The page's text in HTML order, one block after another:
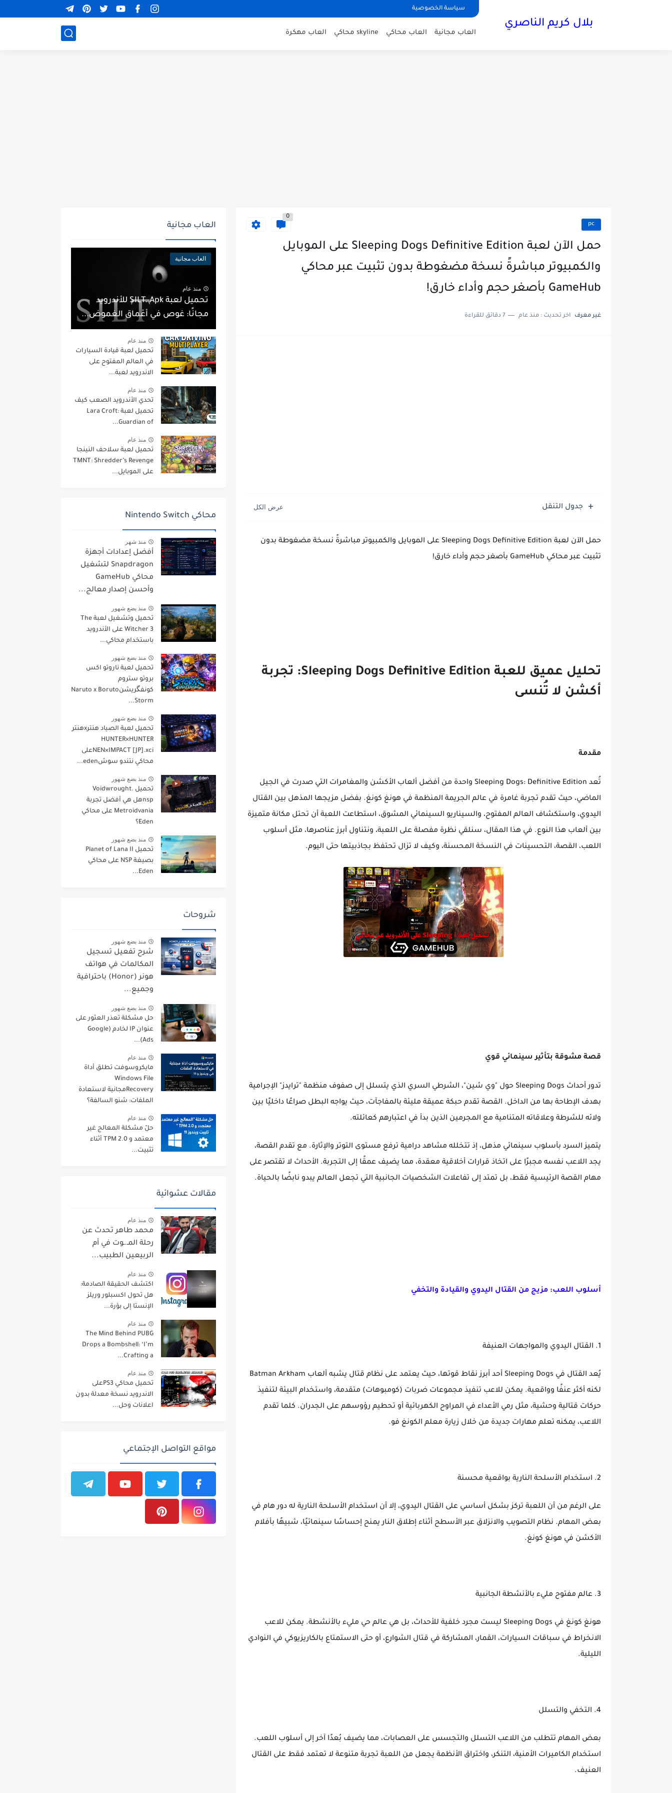
سياسة الخصوصية
بلال كريم الناصري
العاب مجانية العاب محاكي skyline محاكي العاب مهكرة
pc
0
حمل الآن لعبة Sleeping Dogs Definitive Edition على الموبايل
والكمبيوتر مباشرةً نسخة مضغوطة بدون تثبيت عبر محاكي
GameHub بأصغر حجم وأداء خارق!
غير معرف اخر تحديث : منذ عام 7 دقائق للقراءة
جدول التنقل
حمل الآن لعبة Sleeping Dogs Definitive Edition على الموبايل والكمبيوتر مباشرةً نسخة مضغوطة بدون
تثبيت عبر محاكي GameHub بأصغر حجم وأداء خارق!
تحليل عميق للعبة Sleeping Dogs Definitive Edition: تجربة
أكشن لا تُنسى
مقدمة
تُعد Sleeping Dogs: Definitive Edition واحدة من أفضل ألعاب الأكشن والمغامرات التي صدرت في الجيل
الماضي، حيث تقدم تجربة غامرة في عالم الجريمة المنظمة في هونغ كونغ. بفضل مزيجها المذهل بين القتال
اليدوي، واستكشاف العالم المفتوح، والسيناريو السينمائي المشوق، استطاعت اللعبة أن تحتل مكانة متميزة
بين ألعاب هذا النوع. في هذا المقال، سنلقي نظرة مفصلة على اللعبة، ونتناول أبرز عناصرها، مثل أسلوب
اللعب، القصة، التحسينات في النسخة المحسنة، وكيف لا تزال تحتفظ بجاذبيتها حتى اليوم.
قصة مشوقة بتأثير سينمائي قوي
تدور أحداث Sleeping Dogs حول "وي شين"، الشرطي السري الذي يتسلل إلى صفوف منظمة "ترايدز" الإجرامية
بهدف الإطاحة بها من الداخل. القصة تقدم حبكة عميقة مليئة بالمفاجآت، حيث يواجه البطل صراعًا داخليًا بين
ولائه للشرطة وعلاقاته المتنامية مع المجرمين الذين بدأ في اعتبارهم كعائلته.
يتميز السرد بأسلوب سينمائي مذهل، إذ تتخلله مشاهد درامية ترفع مستوى التوتر والإثارة. مع تقدم القصة،
يجد اللاعب نفسه مجبرًا على اتخاذ قرارات أخلاقية معقدة، مما يضيف عمقًا إلى التجربة. الأحداث لا تقتصر على
مهام القصة الرئيسية فقط، بل تمتد إلى تفاعلات الشخصيات الجانبية التي تجعل العالم يبدو نابضًا بالحياة.
أسلوب اللعب: مزيج من القتال اليدوي والقيادة والتخفي
1. القتال اليدوي والمواجهات العنيفة
يُعد القتال في Sleeping Dogs أحد أبرز نقاط قوتها، حيث يعتمد على نظام قتال يشبه ألعاب Batman Arkham
لكنه أكثر عنفًا وواقعية. يمكن للاعب تنفيذ مجموعات ضربات (كومبوهات) متقدمة، واستخدام البيئة لتنفيذ
حركات قتالية وحشية، مثل رمي الأعداء في المراوح الكهربائية أو تحطيم رؤوسهم على الجدران. كلما تقدم
اللاعب، يمكنه تعلم مهارات جديدة من خلال زيارة معلم الكونغ فو.
2. استخدام الأسلحة النارية بواقعية محسنة
على الرغم من أن اللعبة تركز بشكل أساسي على القتال اليدوي، إلا أن استخدام الأسلحة النارية له دور هام في
بعض المهام. نظام التصويب والانزلاق عبر الأسطح أثناء إطلاق النار يمنح إحساسًا سينمائيًا، شبيهًا بأفلام
الأكشن في هونغ كونغ.
3. عالم مفتوح مليء بالأنشطة الجانبية
هونغ كونغ في Sleeping Dogs ليست مجرد خلفية للأحداث، بل هي عالم حي مليء بالأنشطة. يمكن للاعب
الانخراط في سباقات السيارات، القمار، المشاركة في قتال الشوارع، أو حتى الاستمتاع بالكاريزيوكي في النوادي
الليلية.
4. التخفي والتسلل
بعض المهام تتطلب من اللاعب التسلل والتجسس على العصابات، مما يضيف بُعدًا آخر إلى أسلوب اللعب.
استخدام الكاميرات الأمنية، التنكر، واختراق الأنظمة يجعل من اللعبة تجربة متنوعة لا تعتمد فقط على القتال
العنيف.
العاب مجانية
العاب مجانية
منذ عام
تحميل لعبة SILT. Apk للأندرويد
مجانًا: غوص في أعماق الغموض...
منذ عام
تحميل لعبة قيادة السيارات
في العالم المفتوح على
الاندرويد لعبة...
منذ عام
تحدي الأندرويد الصعب كيف
تحميل لعبة Lara Croft:
Guardian of...
منذ عام
تحميل لعبة سلاحف النينجا
TMNT: Shredder’s Revenge
على الموبايل...
محاكي Nintendo Switch
منذ شهر
أفضل إعدادات أجهزة
Snapdragon لتشغيل
محاكي GameHub
وأحسن إصدار معالج...
منذ بضع شهور
تحميل وتشغيل لعبة The
Witcher 3 على الأندرويد
باستخدام محاكي...
منذ بضع شهور
تحميل لعبة ناروتو اكس
بروتو ستروم
كونفگريشنNaruto x Boruto
Storm...
منذ بضع شهور
تحميل لعبة الصياد هنترxهنتر
HUNTER×HUNTER
NEN×IMPACT [JP].xciعلى
محاكي نتندو سوشeden...
منذ بضع شهور
تحميل Voidwrought.
nspهل هي أفضل تجربة
Metroidvania على محاكي
Eden؟
منذ بضع شهور
تحميل Planet of Lana II
بصيغة NSP على محاكي
Eden...
شروحات
منذ بضع شهور
شرح تفعيل تسجيل
المكالمات في هواتف
هونر (Honor) باحترافية
وجميع...
منذ بضع شهور
حل مشكلة تعذر العثور على
عنوان IP لخادم (Google
Ads)...
منذ عام
مايكروسوفت تطلق أداة
Windows File
Recoveryمجانية لاستعادة
الملفات: شنو السالفة؟
منذ عام
حلّ مشكلة المعالج غير
معتمد و TPM 2.0 أثناء
تثبيت...
مقالات عشوائية
منذ عام
محمد طاهر تحدث عن
رحلة المـ.ـوت في أم
الربيعين الطبيب...
منذ عام
اكتشف الحقيقة الصادمة:
هل تحول اكسبلور وريلز
الإنستا إلى بؤرة...
منذ عام
The Mind Behind PUBG
Drops a Bombshell: ‘I’m
Crafting a...
منذ عام
تحميل محاكي PS3على
الاندرويد نسخة معدلة بدون
اعلانات وحل...
مواقع التواصل الإجتماعي